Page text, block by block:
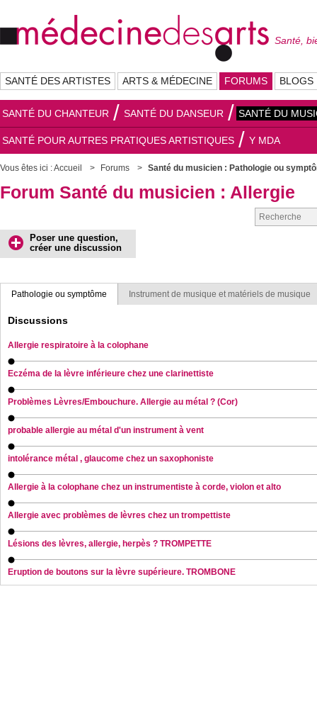
Santé,
SANTÉ DES ARTISTES ARTS & MÉDECINE FORUMS BLOGS
SANTÉ DU CHANTEUR SANTÉ DU DANSEUR SANTÉ DU
SANTÉ POUR AUTRES PRATIQUES ARTISTIQUES Y MDA
Vous êtes ici :Accueil Forums Santé du musicien : Pathologie ou
Forum Santé du musicien : Allergie
Poser une question,
créer une discussion
Pathologie ou symptôme Instrument de musique et matériels de musique
Discussions
Allergie respiratoire à la colophane
Eczéma de la lèvre inférieure chez une clarinettiste
Problèmes Lèvres/Embouchure. Allergie au métal ? (Cor)
probable allergie au métal d'un instrument à vent
intolérance métal , glaucome chez un saxophoniste
Allergie à la colophane chez un instrumentiste à corde, violon et alto
Allergie avec problèmes de lèvres chez un trompettiste
Lésions des lèvres, allergie, herpès ? TROMPETTE
Eruption de boutons sur la lèvre supérieure. TROMBONE